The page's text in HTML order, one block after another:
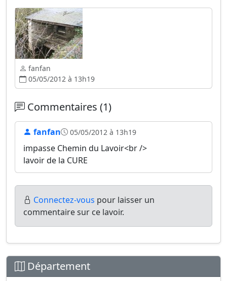
fanfan
05/05/2012 à 13h19
Commentaires (1)
fanfan 05/05/2012 à 13h19
impasse Chemin du Lavoir<br />
lavoir de la CURE
Connectez-vous pour laisser un
commentaire sur ce lavoir.
Département